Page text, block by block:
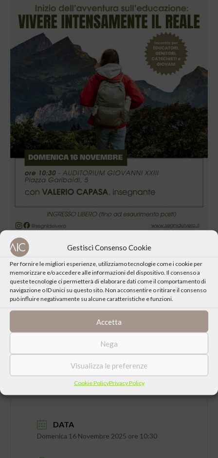
Gestisci Consenso Cookie
Per fornire le migliori esperienze, utilizziamo tecnologie come i cookie per
memorizzare e/o accedere alle informazioni del dispositivo. Il consenso a
queste tecnologie ci permetterà di elaborare dati come il comportamento di
navigazione o ID unici su questo sito. Non acconsentire o ritirare il consenso
può influire negativamente su alcune caratteristiche e funzioni.
Accetta
Nega
Visualizza le preferenze
Cookie PolicyPrivacy Policy
CONDIVIDI QUESTO EVENTO
DATA
Domenica 16 Novembre 2025 ore 10:30